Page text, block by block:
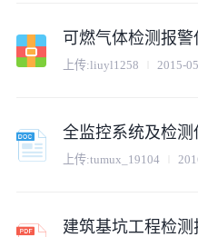
可燃气体检测报警
上传:liuyl1258 2015-
全监控系统及检
上传:tumux_19104
建筑基坑工程检